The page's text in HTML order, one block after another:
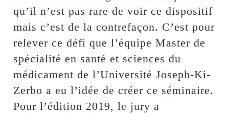
qu’il n’est pas rare de voir ce dispositif
mais c’est de la contrefaçon. C’est pour
relever ce défi que l’équipe Master de
spécialité en santé et sciences du
médicament de l’Université Joseph-Ki-
Zerbo a eu l’idée de créer ce séminaire.
Pour l’édition 2019, le jury a